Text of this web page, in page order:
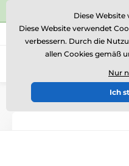
⭐Siehe 504 verifizierte
Rufen Sie uns an (Mo-Fr 15-18)
Einführung Glastrophäen
Diese Website
Diese Website verwendet
verbessern. Durch die
allen Cookies gemäß
Nur
Ich